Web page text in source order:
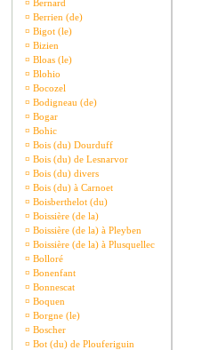
¤ Bernard
¤ Berrien (de)
¤ Bigot (le)
¤ Bizien
¤ Bloas (le)
¤ Blohio
¤ Bocozel
¤ Bodigneau (de)
¤ Bogar
¤ Bohic
¤ Bois (du) Dourduff
¤ Bois (du) de Lesnarvor
¤ Bois (du) divers
¤ Bois (du) à Carnoet
¤ Boisberthelot (du)
¤ Boissière (de la)
¤ Boissière (de la) à Pleyben
¤ Boissière (de la) à Plusquellec
¤ Bolloré
¤ Bonenfant
¤ Bonnescat
¤ Boquen
¤ Borgne (le)
¤ Boscher
¤ Bot (du) de Plouferiguin